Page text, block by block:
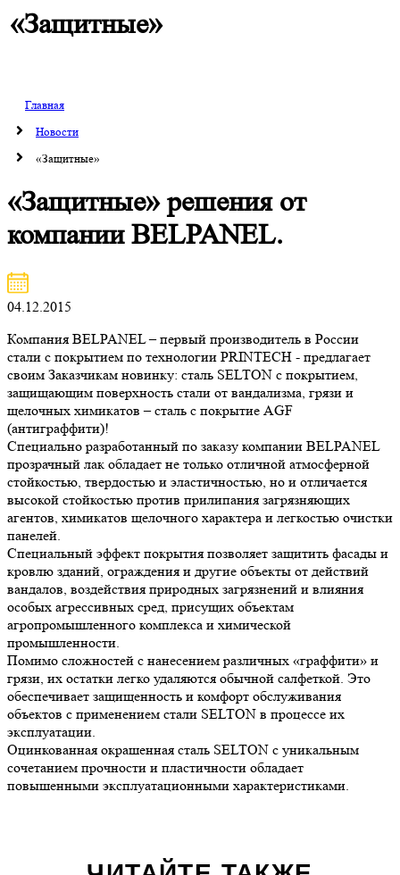
«Защитные»
Главная
Новости
«Защитные»
«Защитные» решения от
компании BELPANEL.
04.12.2015
Компания BELPANEL – первый производитель в России
стали с покрытием по технологии PRINTECH - предлагает
своим Заказчикам новинку: сталь SELTON с покрытием,
защищающим поверхность стали от вандализма, грязи и
щелочных химикатов – сталь с покрытие AGF
(антиграффити)!
Специально разработанный по заказу компании BELPANEL
прозрачный лак обладает не только отличной атмосферной
стойкостью, твердостью и эластичностью, но и отличается
высокой стойкостью против прилипания загрязняющих
агентов, химикатов щелочного характера и легкостью очистки
панелей.
Специальный эффект покрытия позволяет защитить фасады и
кровлю зданий, ограждения и другие объекты от действий
вандалов, воздействия природных загрязнений и влияния
особых агрессивных сред, присущих объектам
агропромышленного комплекса и химической
промышленности.
Помимо сложностей с нанесением различных «граффити» и
грязи, их остатки легко удаляются обычной салфеткой. Это
обеспечивает защищенность и комфорт обслуживания
объектов с применением стали SELTON в процессе их
эксплуатации.
Оцинкованная окрашенная сталь SELTON с уникальным
сочетанием прочности и пластичности обладает
повышенными эксплуатационными характеристиками.